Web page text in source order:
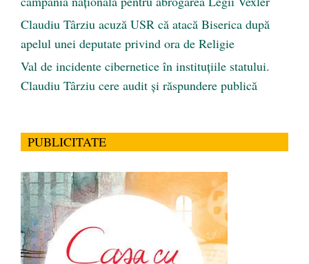
Claudiu Târziu acuză USR că atacă Biserica după
apelul unei deputate privind ora de Religie
Val de incidente cibernetice în instituțiile statului.
Claudiu Târziu cere audit și răspundere publică
PUBLICITATE